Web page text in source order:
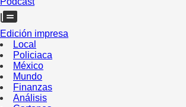
Edición impresa
Local
Policiaca
México
Mundo
Finanzas
Análisis